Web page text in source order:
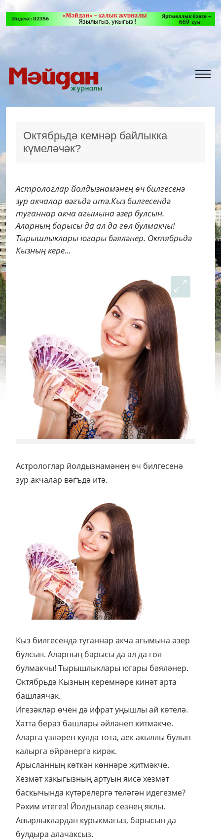
Октябрьдә кемнәр байлыкка
күмеләчәк?
Астрологлар йолдызнамәнең өч билгесенә
зур акчалар вәгъдә итә.Кыз билгесендә
туганнар акча агымына әзер булсын.
Аларның барысы да ал да гөл булмакчы!
Тырышлыклары югары бәяләнер. Октябрьдә
Кызның кере...
Астрологлар йолдызнамәнең өч билгесенә
зур акчалар вәгъдә итә.
Кыз билгесендә туганнар акча агымына әзер
булсын. Аларның барысы да ал да гөл
булмакчы! Тырышлыклары югары бәяләнер.
Октябрьдә Кызның керемнәре кинәт арта
башлаячак.
Игезәкләр өчен дә ифрат уңышлы ай көтелә.
Хәтта бераз башлары әйләнеп китмәкче.
Аларга үзләрен кулда тота, аек акыллы булып
калырга өйрәнергә кирәк.
Арысланның көткән көннәре җитмәкче.
Хезмәт хакыгызның артуын яисә хезмәт
баскычында күтәрелергә теләгән идегезме?
Рәхим итегез! Йолдызлар сезнең яклы.
Авырлыклардан курыкмагыз, барысын да
булдыра алачаксыз.